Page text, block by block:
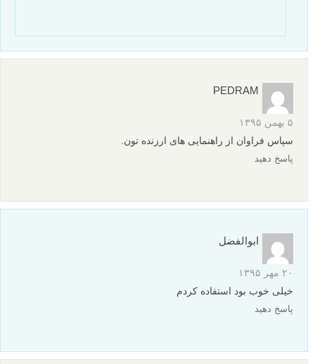
PEDRAM
۵ بهمن ۱۳۹۵
سپاس فراوان از راهنمایی های ارزنده تون.
پاسخ دهید
ابوالفضل
۲۰ مهر ۱۳۹۵
خیلی خوب بود استفاده کردم
پاسخ دهید